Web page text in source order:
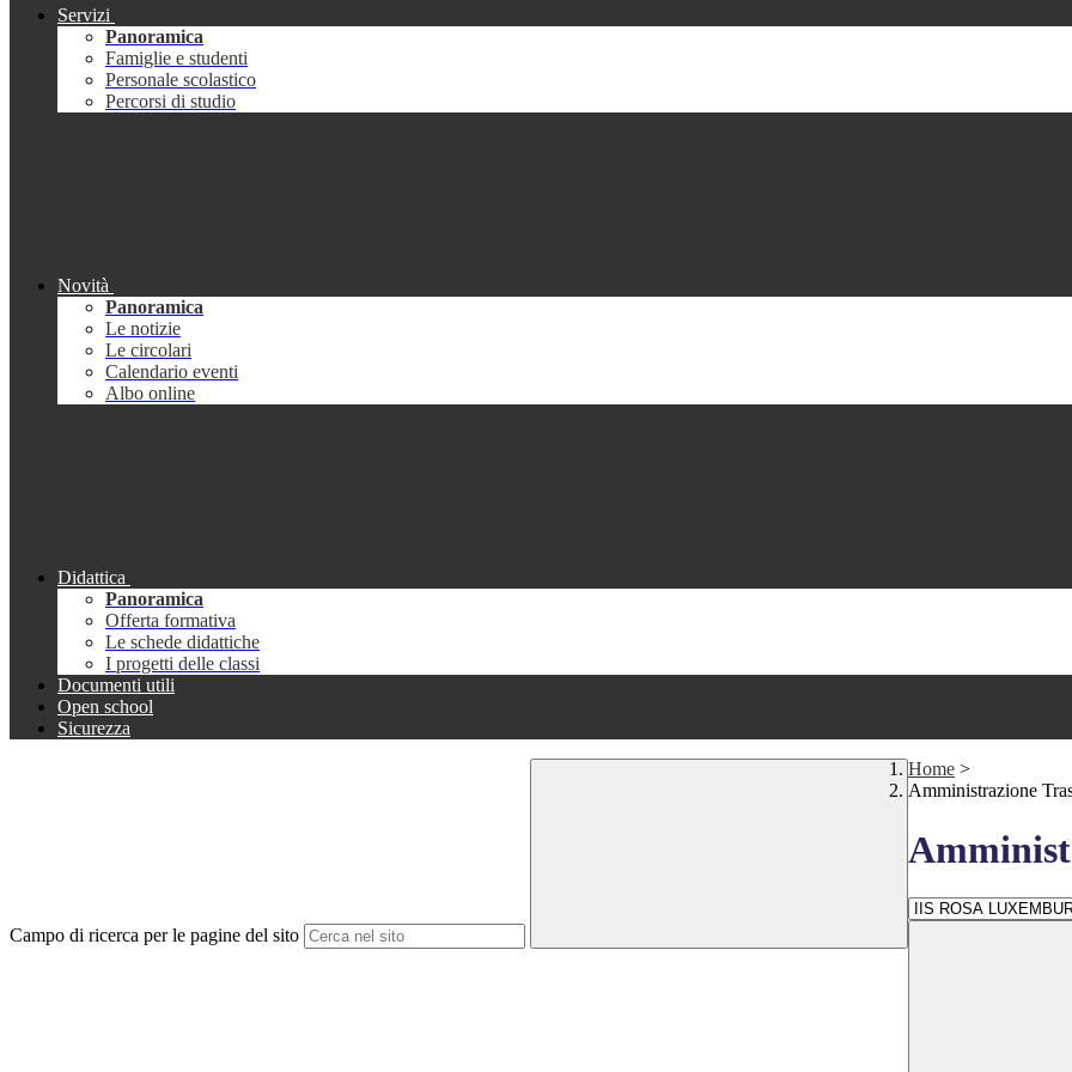
Servizi
Panoramica
Famiglie e studenti
Personale scolastico
Percorsi di studio
Novità
Panoramica
Le notizie
Le circolari
Calendario eventi
Albo online
Didattica
Panoramica
Offerta formativa
Le schede didattiche
I progetti delle classi
Documenti utili
Open school
Sicurezza
Campo di ricerca per le pagine del sito
Home >
Amministrazione